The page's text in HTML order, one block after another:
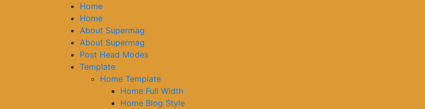
Home
Home
About Supermag
About Supermag
Post Head Modes
Template
Home Template
Home Full Width
Home Blog Style